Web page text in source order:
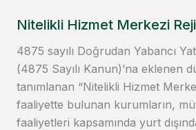
Nitelikli Hizmet Merkezi
4875 sayılı Doğrudan Yabancı
(4875 Sayılı Kanun)’na eklenen
tanımlanan “Nitelikli Hizmet
faaliyette bulunan kurumların,
faaliyetleri kapsamında yurt